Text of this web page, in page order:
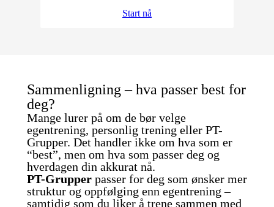
Start nå
Sammenligning – hva passer best for
deg?
Mange lurer på om de bør velge
egentrening, personlig trening eller PT-
Grupper. Det handler ikke om hva som er
“best”, men om hva som passer deg og
hverdagen din akkurat nå.
PT-Grupper passer for deg som ønsker mer
struktur og oppfølging enn egentrening –
samtidig som du liker å trene sammen med